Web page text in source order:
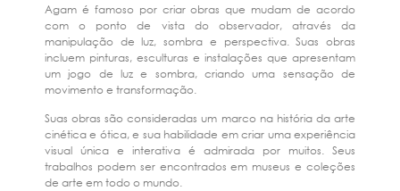
Agam é famoso por criar obras que mudam de acordo
com o ponto de vista do observador, através da
manipulação de luz, sombra e perspectiva. Suas obras
incluem pinturas, esculturas e instalações que apresentam
um jogo de luz e sombra, criando uma sensação de
movimento e transformação.
Suas obras são consideradas um marco na história da arte
cinética e ótica, e sua habilidade em criar uma experiência
visual única e interativa é admirada por muitos. Seus
trabalhos podem ser encontrados em museus e coleções
de arte em todo o mundo.